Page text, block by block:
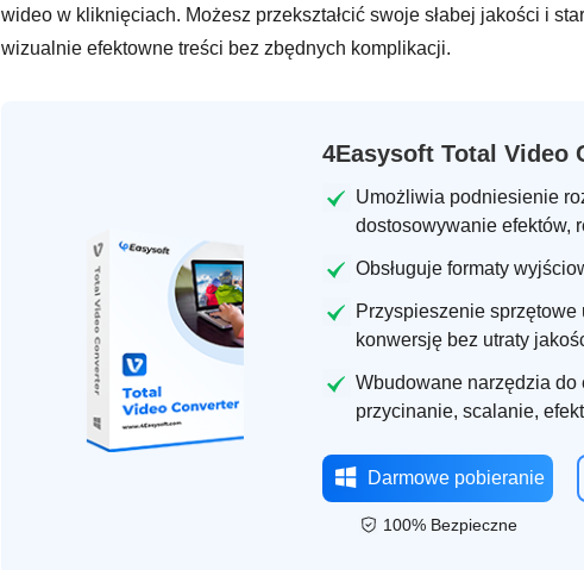
wideo w kliknięciach. Możesz przekształcić swoje słabej jakości i
wizualnie efektowne treści bez zbędnych komplikacji.
4Easysoft Total Video
Umożliwia podniesienie
dostosowywanie efektów,
Obsługuje formaty
Przyspieszenie
konwersję bez utraty
Wbudowane narzędzia
przycinanie, scalanie,
Darmowe pobieranie
100% Bezpieczne